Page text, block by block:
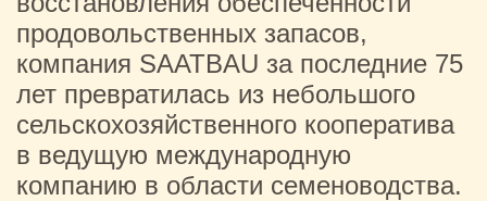
продовольственных запасов,
компания SAATBAU за последние 75
лет превратилась из небольшого
сельскохозяйственного кооператива
в ведущую международную
компанию в области семеноводства.